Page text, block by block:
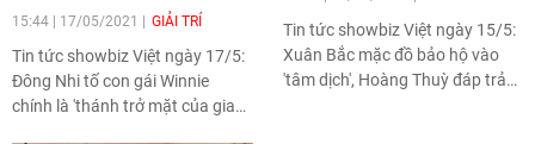
15:44 | 17/05/2021 GIẢI TRÍ
Tin tức showbiz Việt ngày 17/5:
Đông Nhi tố con gái Winnie
chính là 'thánh trở mặt của gia
Tin tức showbiz Việt ngày 15/5:
Xuân Bắc mặc đồ bảo hộ vào
'tâm dịch', Hoàng Thuỳ đáp trả